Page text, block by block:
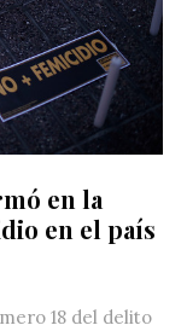
en la
en el país
18 del delito